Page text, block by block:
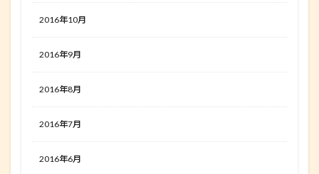
2016年10月
2016年9月
2016年8月
2016年7月
2016年6月